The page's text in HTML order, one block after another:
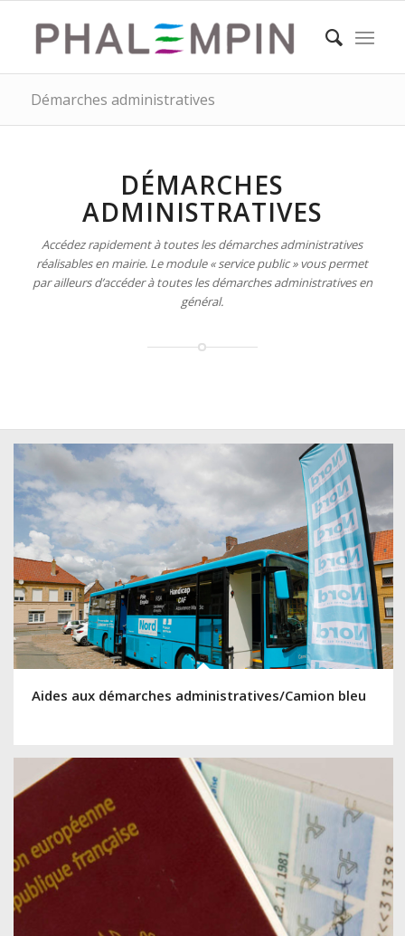
Démarches administratives
DÉMARCHES
ADMINISTRATIVES
Accédez rapidement à toutes les démarches administratives
réalisables en mairie. Le module « service public » vous permet
par ailleurs d’accéder à toutes les démarches administratives en
général.
Aides aux démarches administratives/Camion bleu